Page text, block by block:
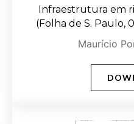
Infraestrutura em
(Folha de S. Paulo,
Maurício